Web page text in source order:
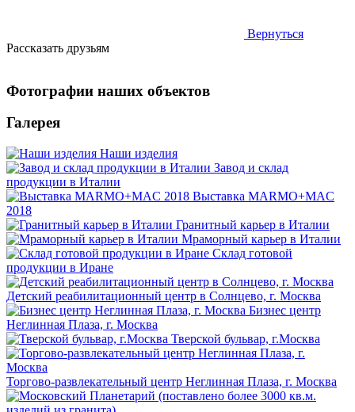
Вернуться
Рассказать друзьям
Фотографии наших объектов
Галерея
Наши изделия
Завод и склад
продукции в Италии
Выставка MARMO+MAC
2018
Гранитный карьер в Италии
Мраморный карьер в Италии
Склад готовой
продукции в Иране
Детский реабилитационный центр в Солнцево, г. Москва
Бизнес центр
Неглинная Плаза, г. Москва
Тверской бульвар, г.Москва
Торгово-развлекательный центр Неглинная Плаза, г. Москва